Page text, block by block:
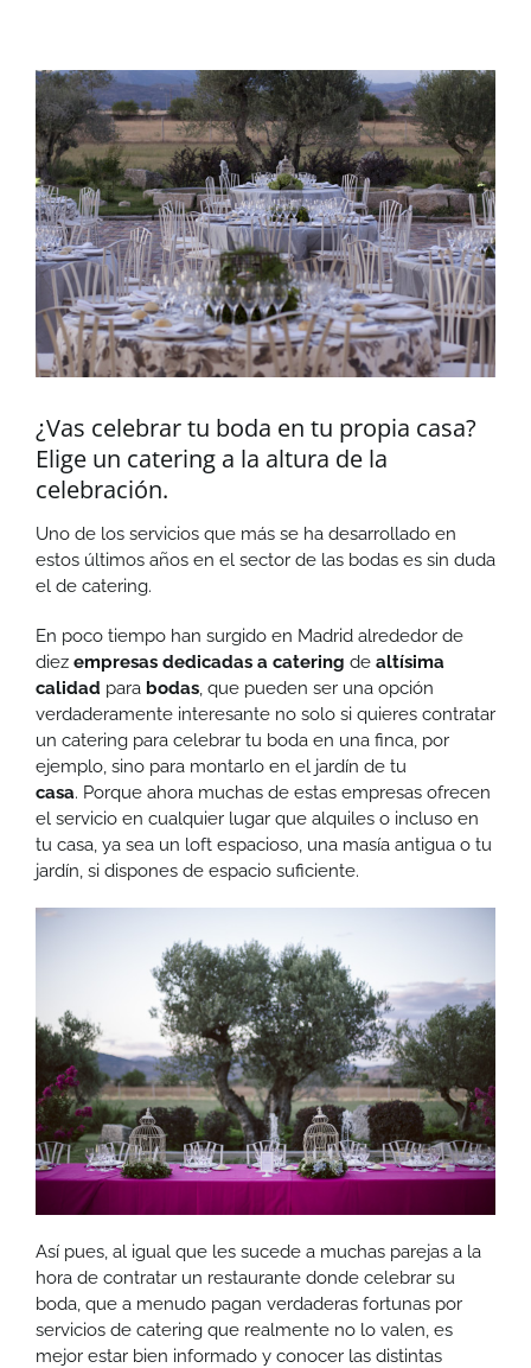
Ver
imagen
más
grande
¿Vas celebrar tu boda en tu propia casa?
Elige un catering a la altura de la
celebración.
Uno de los servicios que más se ha desarrollado en
estos últimos años en el sector de las bodas es sin duda
el de catering.
En poco tiempo han surgido en Madrid alrededor de
diez empresas dedicadas a catering de altísima
calidad para bodas, que pueden ser una opción
verdaderamente interesante no solo si quieres contratar
un catering para celebrar tu boda en una finca, por
ejemplo, sino para montarlo en el jardín de tu
casa. Porque ahora muchas de estas empresas ofrecen
el servicio en cualquier lugar que alquiles o incluso en
tu casa, ya sea un loft espacioso, una masía antigua o tu
jardín, si dispones de espacio suficiente.
Así pues, al igual que les sucede a muchas parejas a la
hora de contratar un restaurante donde celebrar su
boda, que a menudo pagan verdaderas fortunas por
servicios de catering que realmente no lo valen, es
mejor estar bien informado y conocer las distintas